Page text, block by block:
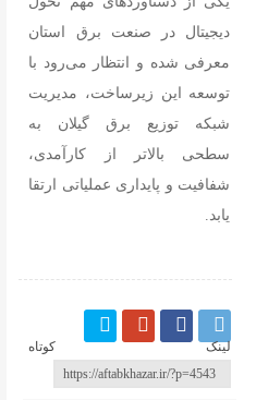
دیجیتال در صنعت برق استان
معرفی شده و انتظار می‌رود با
توسعه این زیرساخت، مدیریت
شبکه توزیع برق گیلان به
سطحی بالاتر از کارآمدی،
شفافیت و پایداری عملیاتی ارتقا
یابد.
لینک کوتاه